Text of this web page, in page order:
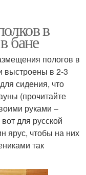
в
бане
пологов в
выстроены в 2-3
сидения, что
(прочитайте
руками –
для русской
ярус, чтобы на них
так